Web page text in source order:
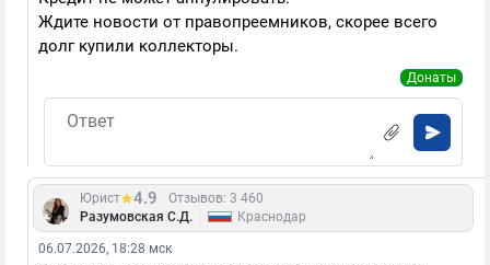
Ждите новости от правопреемников, скорее всего
долг купили коллекторы.
Донаты
Юрист 4.9
Отзывов: 3 460
Разумовская С.Д.
Краснодар
06.07.2026, 18:28 мск